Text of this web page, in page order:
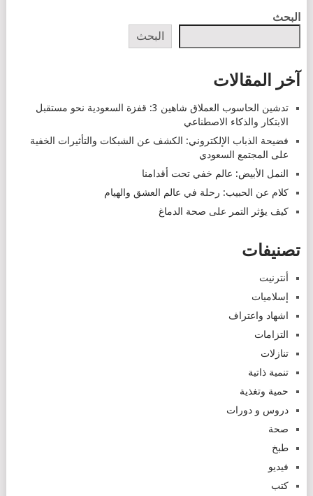
POSTS
البحث
البحث
آخر المقالات
تدشين الحاسوب العملاق شاهين 3: قفزة السعودية نحو مستقبل
الابتكار والذكاء الاصطناعي
فضيحة الذباب الإلكتروني: الكشف عن الشبكات والتأثيرات الخفية
على المجتمع السعودي
النمل الأبيض: عالم خفي تحت أقدامنا
كلام عن الحبيب: رحلة في عالم العشق والهيام
كيف يؤثر التمر على صحة الدماغ
تصنيفات
أنترنيت
إسلاميات
اشهاد واعتراف
التزامات
تنازلات
تنمية ذاتية
حمية وتغذية
دروس و دورات
صحة
طبخ
فيديو
كتب